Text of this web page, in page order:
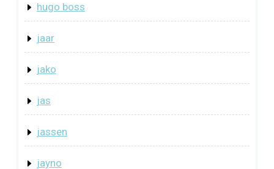
hugo boss
jaar
jako
jas
jassen
jayno